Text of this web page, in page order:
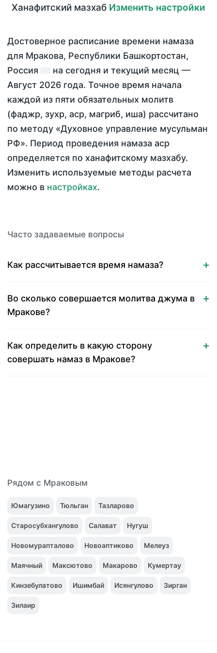
Ханафитский мазхаб Изменить настройки
Достоверное расписание времени намаза
для Мракова, Республики Башкортостан,
Россия
на сегодня и текущий месяц —
Август 2026 года. Точное время начала
каждой из пяти обязательных молитв
(фаджр, зухр, аср, магриб, иша) рассчитано
по методу «Духовное управление мусульман
РФ». Период проведения намаза аср
определяется по ханафитскому мазхабу.
Изменить используемые методы расчета
можно в настройках.
Часто задаваемые вопросы
Как рассчитывается время намаза?
Во сколько совершается молитва джума в
Мракове?
Как определить в какую сторону
совершать намаз в Мракове?
Рядом с Мраковым
Юмагузино Тюльган Тазларово
Старосубхангулово Салават Нугуш
Новомурапталово Новоаптиково Мелеуз
Маячный Максютово Макарово Кумертау
Кинзебулатово Ишимбай Исянгулово Зирган
Зилаир